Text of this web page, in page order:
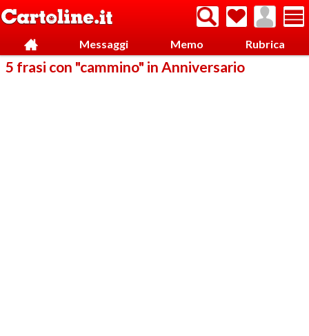
Messaggi Memo Rubrica
5 frasi con "cammino" in Anniversario